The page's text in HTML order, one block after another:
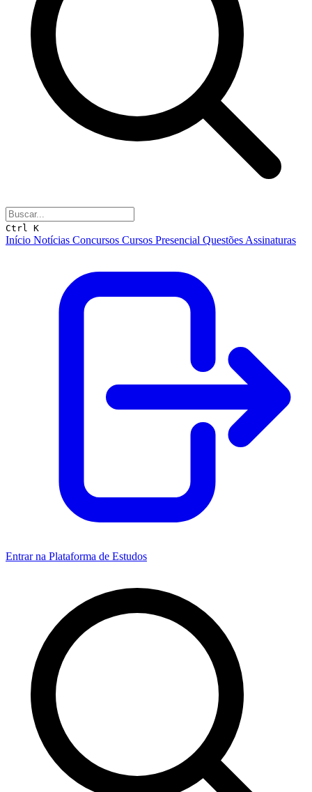
Ctrl K
Início Notícias Concursos Cursos Presencial Questões Assinaturas
Entrar na Plataforma de Estudos